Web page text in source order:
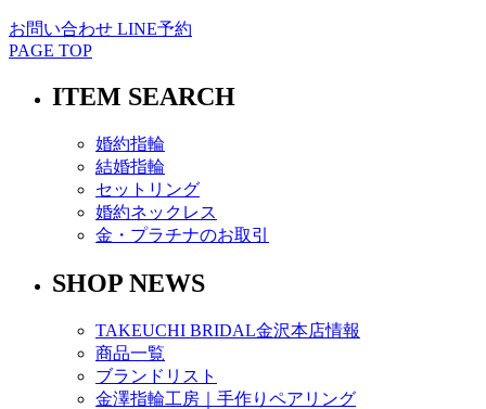
お問い合わせ LINE予約
PAGE TOP
ITEM SEARCH
婚約指輪
結婚指輪
セットリング
婚約ネックレス
金・プラチナのお取引
SHOP NEWS
TAKEUCHI BRIDAL金沢本店情報
商品一覧
ブランドリスト
金澤指輪工房｜手作りペアリング